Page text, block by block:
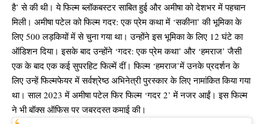
है’ से की थी। ये फिल्म ब्लॉकबस्टर साबित हुई और अमीषा को देशभर में पहचान
मिली। अमीषा पटेल को फिल्म गदर: एक प्रेम कथा में ‘सकीना’ की भूमिका के
लिए 500 लड़कियों में से चुना गया था। उन्होंने इस भूमिका के लिए 12 घंटे का
ऑडिशन दिया। इसके बाद उन्होंने ‘गदर: एक प्रेम कथा’ और ‘हमराज’ जैसी
एक के बाद एक कई सुपरहिट फिल्में दीं। फिल्म ‘हमराज’में उनके प्रदर्शन के
लिए उन्हें फिल्मफेयर में सर्वश्रेष्ठ अभिनेत्री पुरस्कार के लिए नामांकित किया गया
था। साल 2023 में अमीषा पटेल फिर फिल्म ‘गदर 2’ में नजर आईं। इस फिल्म
ने भी बॉक्स ऑफिस पर जबरदस्त कमाई की।